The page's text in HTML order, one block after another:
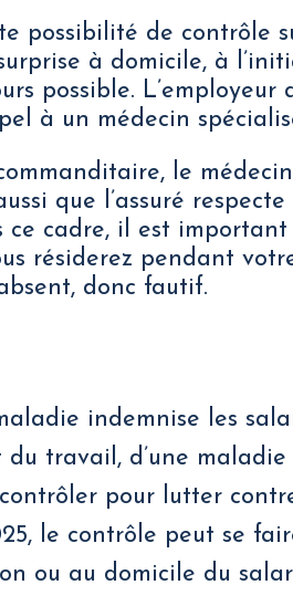
possibilité de contrôle
à domicile, à
possible.
à un médecin
le
que l’assuré
ce cadre, il est
résiderez pendant
donc fautif.
indemnise les
du travail, d’une
pour lutter
le contrôle peut se
ou au domicile du